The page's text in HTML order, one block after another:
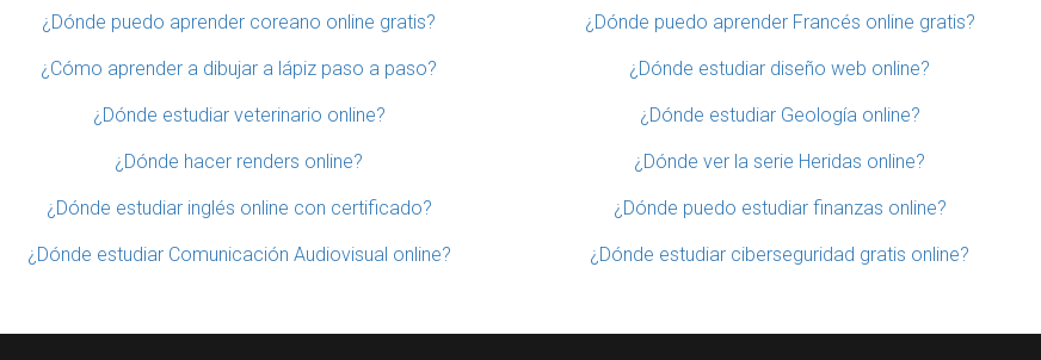
¿Dónde puedo aprender coreano online gratis? ¿Dónde puedo aprender Francés online gratis?
¿Cómo aprender a dibujar a lápiz paso a paso? ¿Dónde estudiar diseño web online?
¿Dónde estudiar veterinario online? ¿Dónde estudiar Geología online?
¿Dónde hacer renders online? ¿Dónde ver la serie Heridas online?
¿Dónde estudiar inglés online con certificado? ¿Dónde puedo estudiar finanzas online?
¿Dónde estudiar Comunicación Audiovisual online? ¿Dónde estudiar ciberseguridad gratis online?